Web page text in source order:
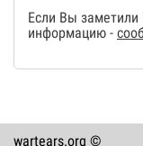
Если Вы
информацию -
wartears.org ©